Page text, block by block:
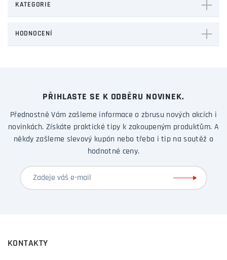
KATEGORIE
HODNOCENÍ
PŘIHLASTE SE K ODBĚRU NOVINEK.
Přednostně Vám zašleme informace o zbrusu nových akcích i
novinkách. Získáte praktické tipy k zakoupeným produktům. A
někdy zašleme slevový kupón nebo třeba i tip na soutěž o
hodnotné ceny.
KONTAKTY